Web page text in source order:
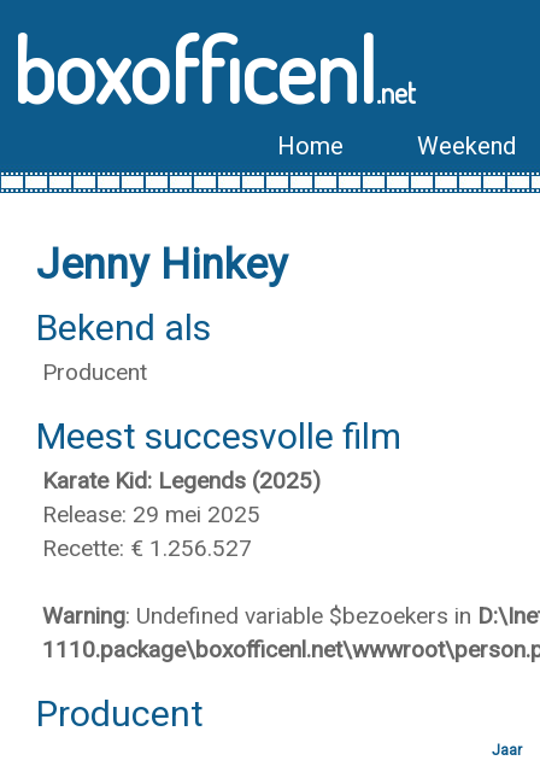
boxofficenl.net
Home Weekend
Jenny Hinkey
Bekend als
Producent
Meest succesvolle film
Karate Kid: Legends (2025)
Release: 29 mei 2025
Recette: € 1.256.527
Warning: Undefined variable $bezoekers in
Producent
Jaar